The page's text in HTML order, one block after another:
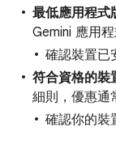
最低應用程式
Gemini 應用
確認裝置已
符合資格的裝
細則，優惠通
確認你的裝